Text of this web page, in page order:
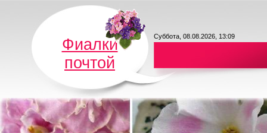
Фиалки
почтой
Суббота, 08.08.2026, 13:09